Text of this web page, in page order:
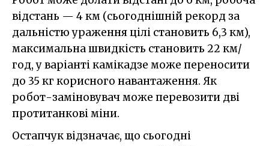
відстань — 4 км (сьогоднішній рекорд за
дальністю ураження цілі становить 6,3 км),
максимальна швидкість становить 22 км/
год, у варіанті камікадзе може переносити
до 35 кг корисного навантаження. Як
робот-заміновувач може перевозити дві
протитанкові міни.
Остапчук відзначає, що сьогодні